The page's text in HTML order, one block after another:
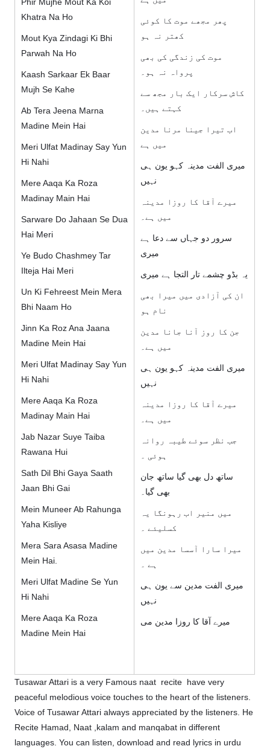
Khatra Na Ho
Mout Kya Zindagi Ki Bhi
Parwah Na Ho
Kaash Sarkaar Ek Baar
Mujh Se Kahe
Ab Tera Jeena Marna
Madine Mein Hai
Meri Ulfat Madinay Say Yun
Hi Nahi
Mere Aaqa Ka Roza
Madinay Main Hai
Sarware Do Jahaan Se Dua
Hai Meri
Ye Budo Chashmey Tar
Ilteja Hai Meri
Un Ki Fehreest Mein Mera
Bhi Naam Ho
Jinn Ka Roz Ana Jaana
Madine Mein Hai
Meri Ulfat Madinay Say Yun
Hi Nahi
Mere Aaqa Ka Roza
Madinay Main Hai
Jab Nazar Suye Taiba
Rawana Hui
Sath Dil Bhi Gaya Saath
Jaan Bhi Gai
Mein Muneer Ab Rahunga
Yaha Kisliye
Mera Sara Asasa Madine
Mein Hai.
Meri Ulfat Madine Se Yun
Hi Nahi
Mere Aaqa Ka Roza
Madine Mein Hai
پھر مجھے موت کا کوئی
کھتر نہ ہو
موت کی زندگی کی بھی
پرواہ نہ ہو۔
کاش سرکار ایک بار مجھ سے
کہتے ہیں۔
اب تیرا جینا مرنا مدین
میں ہے
میری الفت مدینہ کہو یون ہی
نہیں
میرے آقا کا روزا مدینہ
میں ہے۔
سرور دو جہاں سے دعا ہے
میری
یہ بڈو چشمے تار التجا ہے میری
ان کی آزادی میں میرا بھی
نام ہو
جن کا روز آنا جانا مدین
میں ہے۔
میری الفت مدینہ کہو یون ہی
نہیں
میرے آقا کا روزا مدینہ
میں ہے۔
جب نظر سوئے طیبہ روانہ
ہوئی ۔
ساتھ دل بھی گیا ساتھ جان
بھی گیا۔
میں منیر اب رہونگا یہ
کسلیئے ۔
میرا سارا آسسا مدین میں
ہے ۔
میری الفت مدین سے یون ہی
نہیں
میرے آقا کا روزا مدین می
Tusawar Attari is a very Famous naat recite have very
peaceful melodious voice touches to the heart of the listeners.
Voice of Tusawar Attari always appreciated by the listeners. He
Recite Hamad, Naat ,kalam and manqabat in different
languages. You can listen, download and read lyrics in urdu